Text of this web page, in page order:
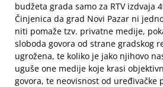
budžeta grada samo za RTV izdvaja
Činjenica da grad Novi Pazar ni
niti pomaže tzv. privatne medije,
sloboda govora od strane gradskog
ugrožena, te koliko je jako njihovo
uguše one medije koje krasi
govora, te neovisnost od uređivačke